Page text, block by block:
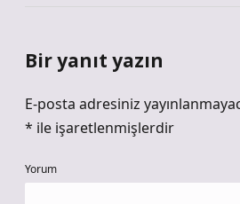
Bir yanıt yazın
E-posta adresiniz
* ile işaretlenmişlerdir
Yorum